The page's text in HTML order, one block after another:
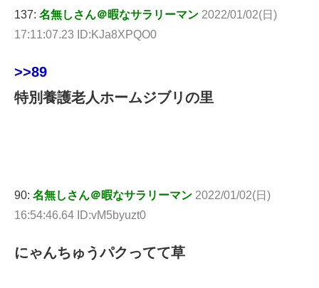
137: 名無しさん＠暇なサラリーマン 2022/01/02(日)
17:11:07.23 ID:KJa8XPQO0
>>89
特別養護老人ホームジブリの里
90: 名無しさん＠暇なサラリーマン 2022/01/02(日)
16:54:46.64 ID:vM5byuzt0
にゃんちゅうパクってて草